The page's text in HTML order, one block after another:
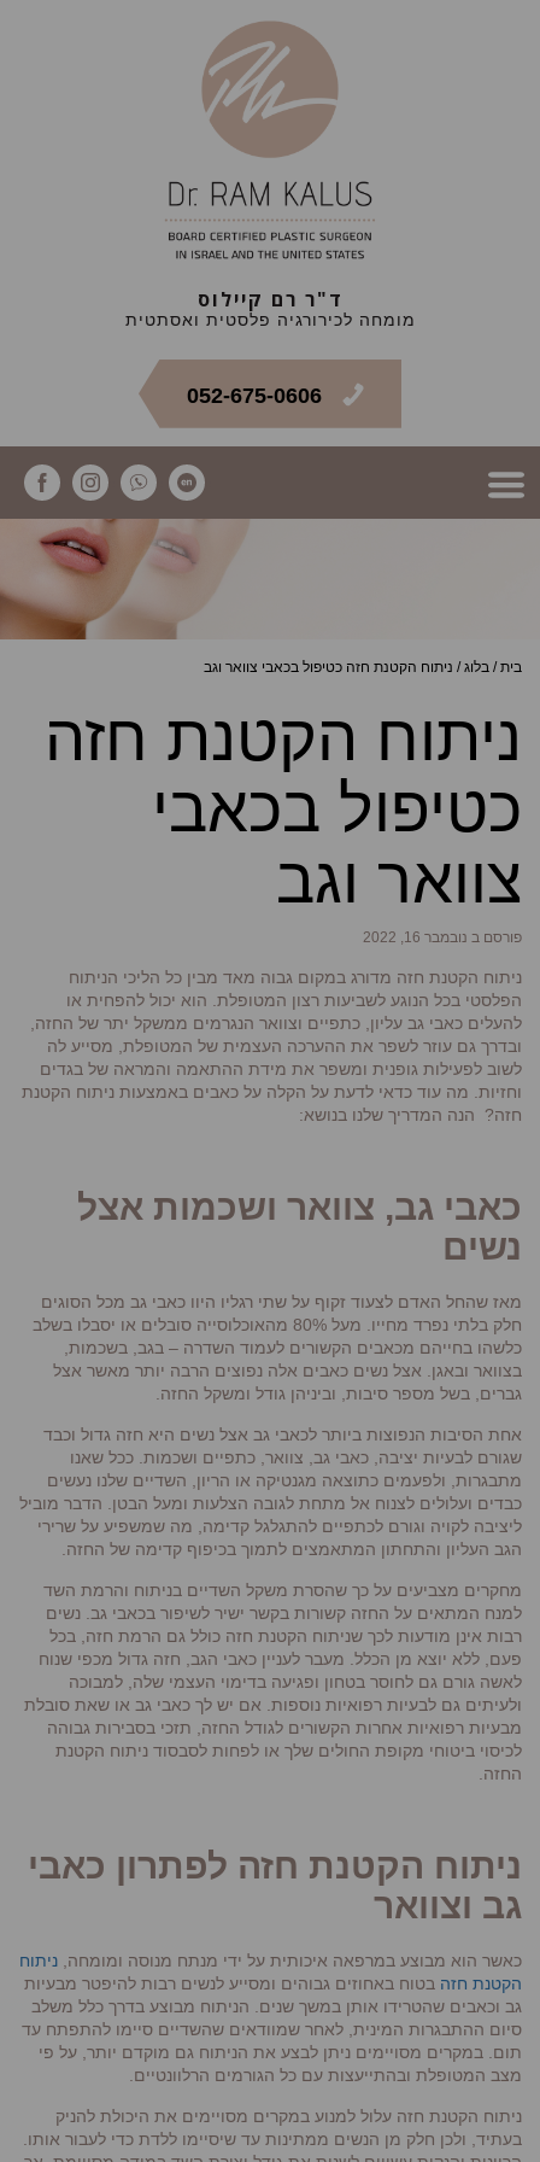
ד"ר רם קיילוס
מומחה לכירורגיה פלסטית ואסתטית
052-675-0606
בית/ בלוג/ ניתוח הקטנת חזה כטיפול בכאבי צוואר וגב
ניתוח הקטנת חזה
כטיפול בכאבי
צוואר וגב
פורסם ב נובמבר 16, 2022
ניתוח הקטנת חזה מדורג במקום גבוה מאד מבין כל הליכי הניתוח
הפלסטי בכל הנוגע לשביעות רצון המטופלת. הוא יכול להפחית או
להעלים כאבי גב עליון, כתפיים וצוואר הנגרמים ממשקל יתר של החזה,
ובדרך גם עוזר לשפר את ההערכה העצמית של המטופלת, מסייע לה
לשוב לפעילות גופנית ומשפר את מידת ההתאמה והמראה של בגדים
וחזיות. מה עוד כדאי לדעת על הקלה על כאבים באמצעות ניתוח הקטנת
חזה? הנה המדריך שלנו בנושא:
כאבי גב, צוואר ושכמות אצל
נשים
מאז שהחל האדם לצעוד זקוף על שתי רגליו היוו כאבי גב מכל הסוגים
חלק בלתי נפרד מחייו. מעל 80% מהאוכלוסייה סובלים או יסבלו בשלב
כלשהו בחייהם מכאבים הקשורים לעמוד השדרה – בגב, בשכמות,
בצוואר ובאגן. אצל נשים כאבים אלה נפוצים הרבה יותר מאשר אצל
גברים, בשל מספר סיבות, וביניהן גודל ומשקל החזה.
אחת הסיבות הנפוצות ביותר לכאבי גב אצל נשים היא חזה גדול וכבד
שגורם לבעיות יציבה, כאבי גב, צוואר, כתפיים ושכמות. ככל שאנו
מתבגרות, ולפעמים כתוצאה מגנטיקה או הריון, השדיים שלנו נעשים
כבדים ועלולים לצנוח אל מתחת לגובה הצלעות ומעל הבטן. הדבר מוביל
ליציבה לקויה וגורם לכתפיים להתגלגל קדימה, מה שמשפיע על שרירי
הגב העליון והתחתון המתאמצים לתמוך בכיפוף קדימה של החזה.
מחקרים מצביעים על כך שהסרת משקל השדיים בניתוח והרמת השד
למנח המתאים על החזה קשורות בקשר ישיר לשיפור בכאבי גב. נשים
רבות אינן מודעות לכך שניתוח הקטנת חזה כולל גם הרמת חזה, בכל
פעם, ללא יוצא מן הכלל. מעבר לעניין כאבי הגב, חזה גדול מכפי שנוח
לאשה גורם גם לחוסר בטחון ופגיעה בדימוי העצמי שלה, למבוכה
ולעיתים גם לבעיות רפואיות נוספות. אם יש לך כאבי גב או שאת סובלת
מבעיות רפואיות אחרות הקשורים לגודל החזה, תזכי בסבירות גבוהה
לכיסוי ביטוחי מקופת החולים שלך או לפחות לסבסוד ניתוח הקטנת
החזה.
ניתוח הקטנת חזה לפתרון כאבי
גב וצוואר
כאשר הוא מבוצע במרפאה איכותית על ידי מנתח מנוסה ומומחה, ניתוח
הקטנת חזה בטוח באחוזים גבוהים ומסייע לנשים רבות להיפטר מבעיות
גב וכאבים שהטרידו אותן במשך שנים. הניתוח מבוצע בדרך כלל משלב
סיום ההתבגרות המינית, לאחר שמוודאים שהשדיים סיימו להתפתח עד
תום. במקרים מסויימים ניתן לבצע את הניתוח גם מוקדם יותר, על פי
מצב המטופלת ובהתייעצות עם כל הגורמים הרלוונטיים.
ניתוח הקטנת חזה עלול למנוע במקרים מסויימים את היכולת להניק
בעתיד, ולכן חלק מן הנשים ממתינות עד שיסיימו ללדת כדי לעבור אותו.